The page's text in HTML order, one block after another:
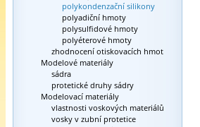
polykondenzační silikony
polyadiční hmoty
polysulfidové hmoty
polyéterové hmoty
zhodnocení otiskovacích hmot
Modelové materiály
sádra
protetické druhy sádry
Modelovací materiály
vlastnosti voskových materiálů
vosky v zubní protetice